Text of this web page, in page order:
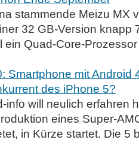
stammende Meizu MX
32 GB-Version knapp
ein Quad-Core-
Smartphone mit Android
des iPhone 5?
info will neulich erfahren
eines Super-
in Kürze startet. Die 5